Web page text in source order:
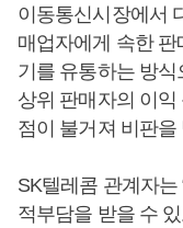
이동통신시장에서
매업자에게 속한
기를 유통하는 방
상위 판매자의 이익
점이 불거져 비판을
SK텔레콤 관계자는
적부담을 받을 수